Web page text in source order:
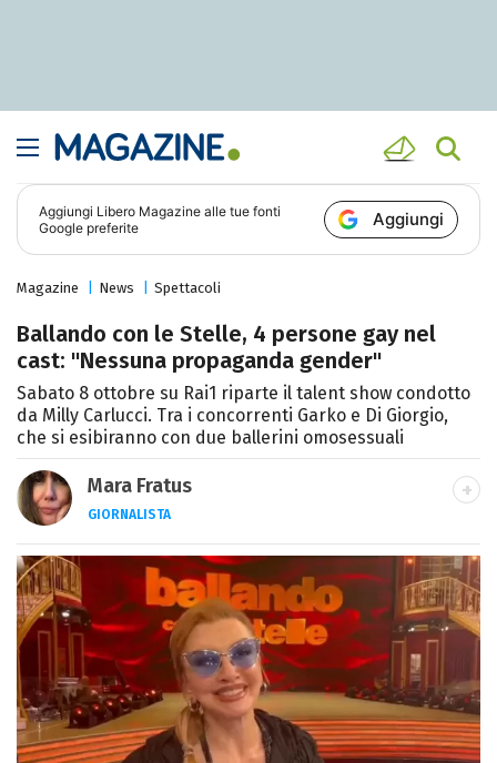
Aggiungi Libero Magazine alle tue fonti
Google preferite
Aggiungi
Magazine News Spettacoli
Ballando con le Stelle, 4 persone gay nel
cast: "Nessuna propaganda gender"
Sabato 8 ottobre su Rai1 riparte il talent show condotto
da Milly Carlucci. Tra i concorrenti Garko e Di Giorgio,
che si esibiranno con due ballerini omosessuali
Mara Fratus
GIORNALISTA
Nella mia vita non possono mancare, il
silenzio, il mare e Il Libro dell'inquietudine
sul comodino, insieme a un romanzo di
Zafon.